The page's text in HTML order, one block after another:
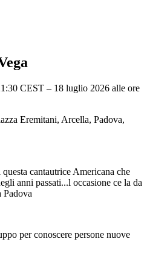
CEST – 18 luglio 2026 alle ore
Eremitani, Arcella, Padova,
cantautrice Americana che
anni passati...l occasione ce la da
Padova
per conoscere persone nuove